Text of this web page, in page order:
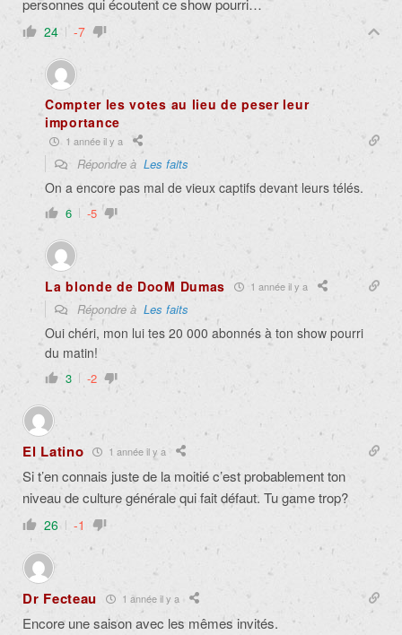
personnes qui écoutent ce show pourri…
24 -7
Compter les votes au lieu de peser leur
importance
1 année il y a
Répondre à Les faits
On a encore pas mal de vieux captifs devant leurs télés.
6 -5
La blonde de DooM Dumas 1 année il y a
Répondre à Les faits
Oui chéri, mon lui tes 20 000 abonnés à ton show pourri
du matin!
3 -2
El Latino 1 année il y a
Si t’en connais juste de la moitié c’est probablement ton
niveau de culture générale qui fait défaut. Tu game trop?
26 -1
Dr Fecteau 1 année il y a
Encore une saison avec les mêmes invités.